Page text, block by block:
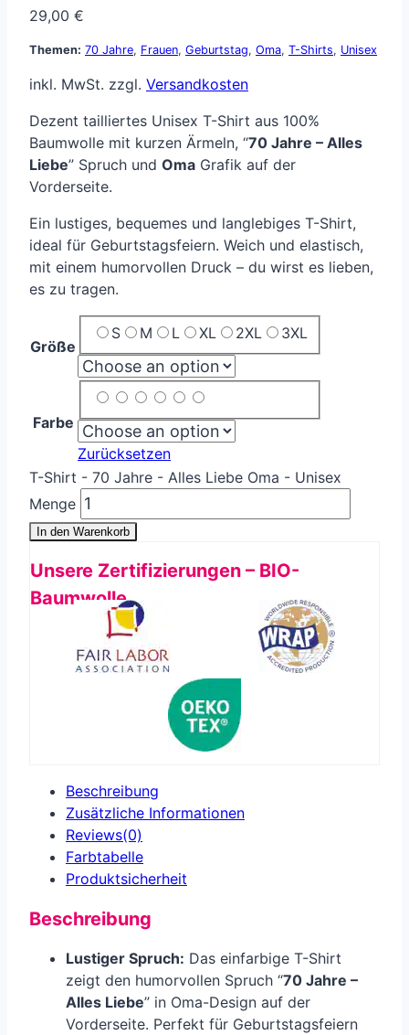
29,00 €
Themen: 70 Jahre, Frauen, Geburtstag, Oma, T-Shirts, Unisex
inkl. MwSt. zzgl. Versandkosten
Dezent tailliertes Unisex T-Shirt aus 100%
Baumwolle mit kurzen Ärmeln, “70 Jahre – Alles
Liebe” Spruch und Oma Grafik auf der
Vorderseite.
Ein lustiges, bequemes und langlebiges T-Shirt,
ideal für Geburtstagsfeiern. Weich und elastisch,
mit einem humorvollen Druck – du wirst es lieben,
es zu tragen.
Größe
S M L XL 2XL 3XL
Farbe
Zurücksetzen
T-Shirt - 70 Jahre - Alles Liebe Oma - Unisex
Menge
In den Warenkorb
Unsere Zertifizierungen – BIO-
Baumwolle
Beschreibung
Zusätzliche Informationen
Reviews(0)
Farbtabelle
Produkt­sicherheit
Beschreibung
Lustiger Spruch: Das einfarbige T-Shirt
zeigt den humorvollen Spruch “70 Jahre –
Alles Liebe” in Oma-Design auf der
Vorderseite. Perfekt für Geburtstagsfeiern